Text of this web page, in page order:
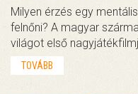
Milyen érzés egy
felnőni? A magyar
világot első
TOVÁBB